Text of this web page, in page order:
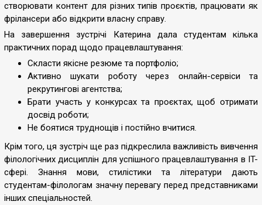
створювати контент для різних типів проєктів, працювати як
фрілансери або відкрити власну справу.
На завершення зустрічі Катерина дала студентам кілька
практичних порад щодо працевлаштування:
Скласти якісне резюме та портфоліо;
Активно шукати роботу через онлайн-сервіси та
рекрутингові агентства;
Брати участь у конкурсах та проєктах, щоб отримати
досвід роботи;
Не боятися труднощів і постійно вчитися.
Крім того, ця зустріч ще раз підкреслила важливість вивчення
філологічних дисциплін для успішного працевлаштування в IT-
сфері. Знання мови, стилістики та літератури дають
студентам-філологам значну перевагу перед представниками
інших спеціальностей.